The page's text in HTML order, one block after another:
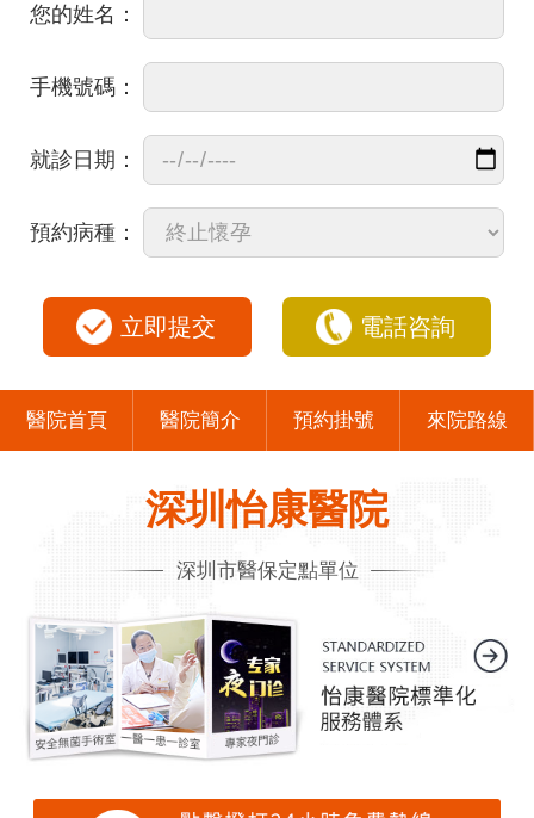
您的姓名：
手機號碼：
就診日期：
預約病種：
立即提交 電話咨詢
醫院首頁 醫院簡介 預約掛號 來院路線
深圳怡康醫院
深圳市醫保定點單位